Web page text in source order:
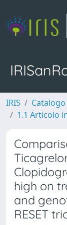
IRIS
1.1 Articolo
high on
and
RESET